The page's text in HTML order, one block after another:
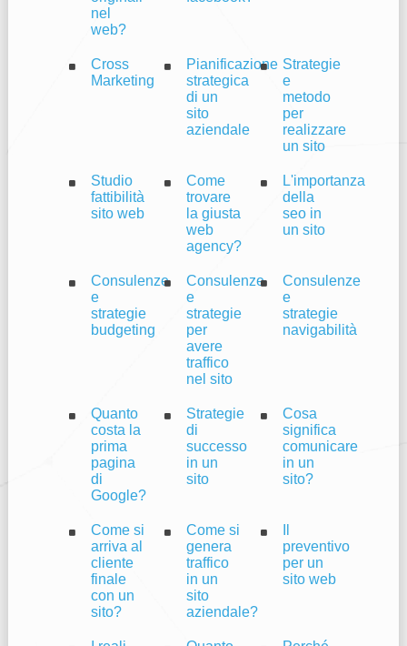
nel
web?
Cross
Marketing
Pianificazione
strategica
di un
sito
aziendale
Strategie
e
metodo
per
realizzare
un sito
Studio
fattibilità
sito web
Come
trovare
la giusta
web
agency?
L'importanza
della
seo in
un sito
Consulenze
e
strategie
budgeting
Consulenze
e
strategie
per
avere
traffico
nel sito
Consulenze
e
strategie
navigabilità
Quanto
costa la
prima
pagina
di
Google?
Strategie
di
successo
in un
sito
Cosa
significa
comunicare
in un
sito?
Come si
arriva al
cliente
finale
con un
sito?
Come si
genera
traffico
in un
sito
aziendale?
preventivo
per un
sito web